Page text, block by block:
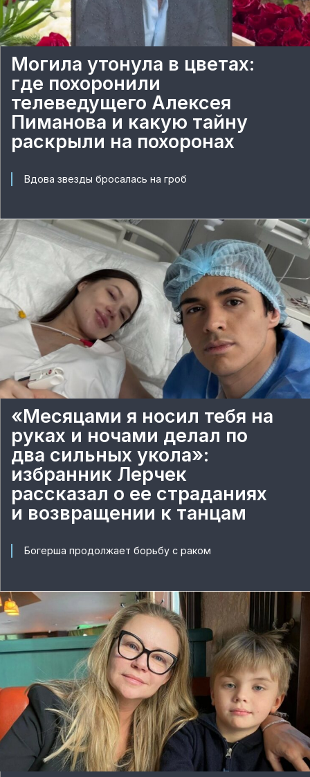
Могила утонула в цветах:
где похоронили
телеведущего Алексея
Пиманова и какую тайну
раскрыли на похоронах
Вдова звезды бросалась на гроб
«Месяцами я носил тебя на
руках и ночами делал по
два сильных укола»:
избранник Лерчек
рассказал о ее страданиях
и возвращении к танцам
Богерша продолжает борьбу с раком